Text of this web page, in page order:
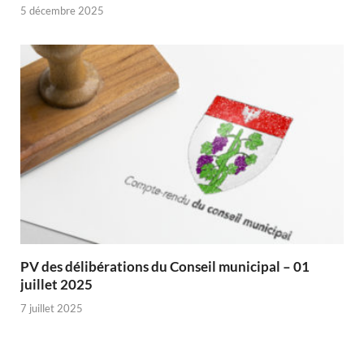
5 décembre 2025
PV des délibérations du Conseil municipal – 01
juillet 2025
7 juillet 2025